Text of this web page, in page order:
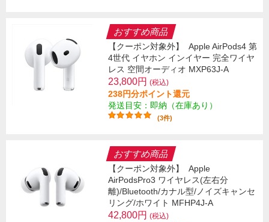
おすすめ商品
【クーポン対象外】
Apple AirPods4 第
4世代 イヤホン インイヤー 完全ワイヤ
レス 空間オーディオ MXP63J-A
23,800円 (税込)
238円分ポイント還元
発送目安：即納（在庫あり）
(3件)
おすすめ商品
【クーポン対象外】
Apple
AirPodsPro3 ワイヤレス(左右分
離)/Bluetooth/カナル型/ノイズキャンセ
リング/ホワイト MFHP4J-A
42,800円 (税込)